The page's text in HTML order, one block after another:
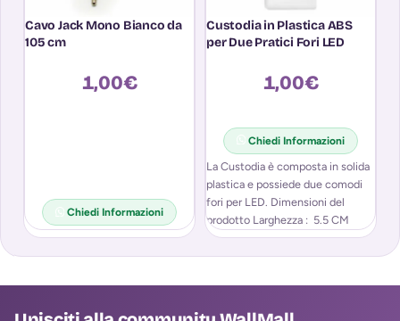
Cavo Jack Mono Bianco da
105 cm
1,00€
Chiedi Informazioni
Custodia in Plastica ABS
per Due Pratici Fori LED
1,00€
Chiedi Informazioni
La Custodia è composta in solida
plastica e possiede due comodi
fori per LED. Dimensioni del
prodotto Larghezza : 5.5 CM